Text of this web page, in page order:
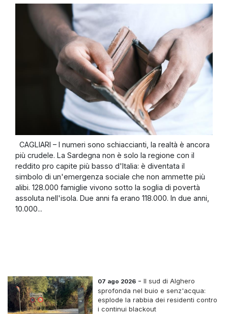
CAGLIARI – I numeri sono schiaccianti, la realtà è ancora
più crudele. La Sardegna non è solo la regione con il
reddito pro capite più basso d'Italia: è diventata il
simbolo di un'emergenza sociale che non ammette più
alibi. 128.000 famiglie vivono sotto la soglia di povertà
assoluta nell'isola. Due anni fa erano 118.000. In due anni,
10.000...
07 ago 2026 -Il sud di Alghero
sprofonda nel buio e senz'acqua:
esplode la rabbia dei residenti contro
i continui blackout